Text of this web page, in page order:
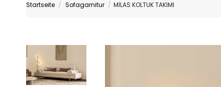
Startseite Sofagarnitur MİLAS KOLTUK TAKIMI